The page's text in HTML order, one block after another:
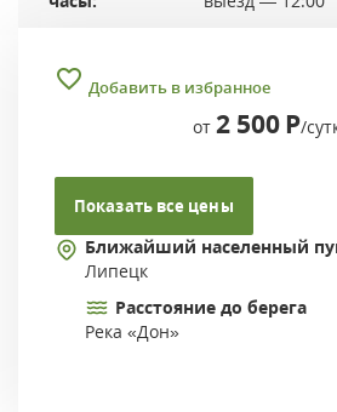
Добавить в избранное
от 2 500 Р/
Показать все цены
Ближайший населенный
Липецк
Расстояние до берега
Река «Дон»